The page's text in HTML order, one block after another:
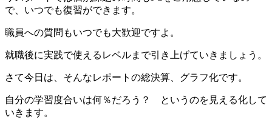
で、いつでも復習ができます。
職員への質問もいつでも大歓迎ですよ。
就職後に実践で使えるレベルまで引き上げていきましょう。
さて今日は、そんなレポートの総決算、グラフ化です。
自分の学習度合いは何％だろう？ というのを見える化して
いきます。